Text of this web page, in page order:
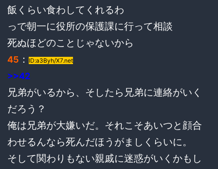
飯くらい食わしてくれるわ
っで朝一に役所の保護課に行って相談
死ぬほどのことじゃないから
45 ： ID:a3Byh/X7.net
>>42
兄弟がいるから、そしたら兄弟に連絡がいく
だろう？
俺は兄弟が大嫌いだ。それこそあいつと顔合
わせるんなら死んだほうがましくらいに。
そして関わりもない親戚に迷惑がいくかもし